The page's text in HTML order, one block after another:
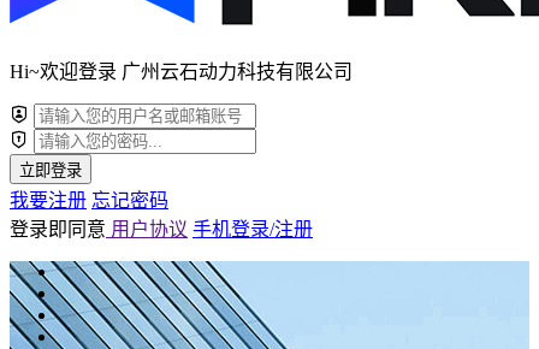
Hi~欢迎登录 广州云石动力科技有限公司
立即登录
我要注册 忘记密码
登录即同意 用户协议 手机登录/注册